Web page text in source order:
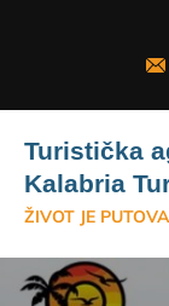
Turistička
Kalabria
ŽIVOT JE